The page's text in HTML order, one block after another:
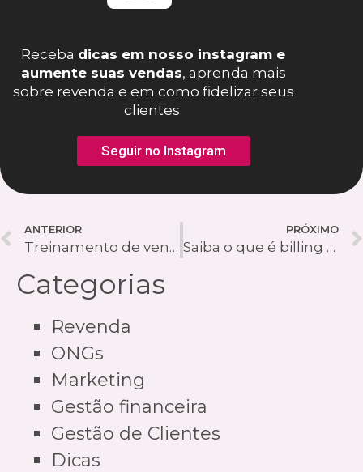
Receba dicas em nosso instagram e
aumente suas vendas, aprenda mais
sobre revenda e em como fidelizar seus
clientes.
Seguir no Instagram
ANTERIOR
Treinamento de vendas: entenda a importância e como realizar com seu time
PRÓXIMO
Saiba o que é billing e qual sua importância para a empresa
Categorias
Revenda
ONGs
Marketing
Gestão financeira
Gestão de Clientes
Dicas